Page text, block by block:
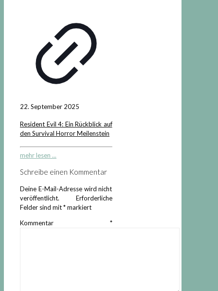
22. September 2025
Resident Evil 4: Ein Rückblick auf
den Survival Horror Meilenstein
mehr lesen ...
Schreibe einen Kommentar
Deine E-Mail-Adresse wird nicht
veröffentlicht.
Erforderliche
Felder sind mit*markiert
Kommentar *